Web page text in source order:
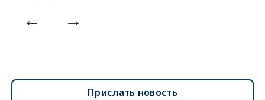
Прислать новость